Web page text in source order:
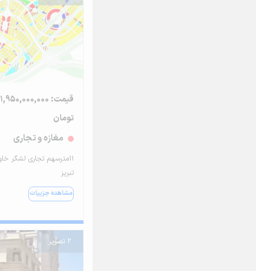
قیمت: 1,950,000,000
تومان
مغازه و تجاری
11مترسهم تجاری لشگر خاوران
تبریز
مشاهده جزییات
2 تصویر